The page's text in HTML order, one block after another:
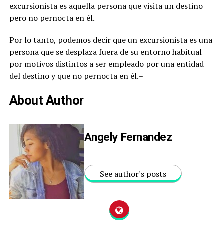
excursionista es aquella persona que visita un destino
pero no pernocta en él.
Por lo tanto, podemos decir que un excursionista es una
persona que se desplaza fuera de su entorno habitual
por motivos distintos a ser empleado por una entidad
del destino y que no pernocta en él.–
About Author
Angely Fernandez
See author's posts